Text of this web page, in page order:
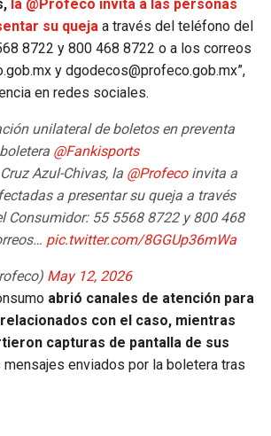
la @Profeco invita a las personas
su queja a través del teléfono del
8722 y 800 468 8722 o a los correos
y dgodecos@profeco.gob.mx”,
en redes sociales.
unilateral de boletos en preventa
@Fankisports
Azul-Chivas, la @Profecoinvita a
a presentar su queja a través
Consumidor: 55 5568 8722 y 800 468
pic.twitter.com/8GGUp36mWa
May 12, 2026
abrió canales de atención para
con el caso, mientras
capturas de pantalla de sus
enviados por la boletera tras